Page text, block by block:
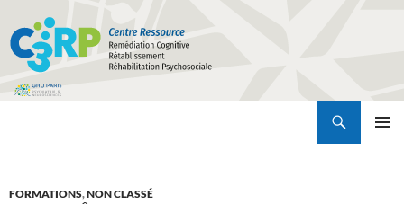
FORMATIONS,NON CLASSÉ